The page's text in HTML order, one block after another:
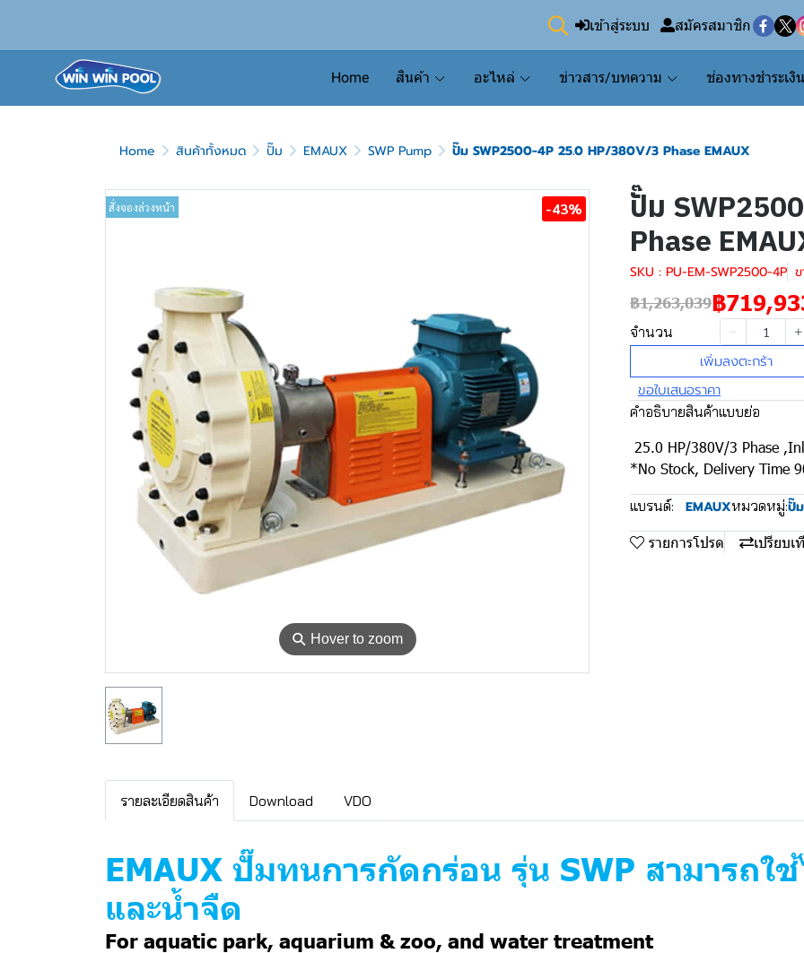
เข้าสู่ระบบ สมัครสมาชิก
Home สินค้า อะไหล่ ข่าวสาร/บทความ ช่องทางชำระเงิน
Home สินค้าทั้งหมด ปั๊ม EMAUX SWP Pump ปั๊ม SWP2500-4P 25.0 HP/380V/3 Phase EMAUX
⚲ Hover to zoom
สั่งจองล่วงหน้า -43%
ปั๊ม
Phase
SKU : PU-EM-SWP2500-4P
฿1,263,039฿
จำนวน
เพิ่มลงตะกร้า
ขอใบเสนอราคา
คำอธิบายสินค้าแบบย่อ
25.0 HP/380V/3 Phase
*No Stock, Delivery Time
แบรนด์: EMAUXหมวดหมู่:ปั๊ม
รายการโปรด
เปรียบเ
รายละเอียดสินค้า Download VDO
EMAUX ปั๊มทนการกัดกร่อน รุ่น SWP สามารถใ
และน้ำจืด
For aquatic park, aquarium & zoo, and water treatment